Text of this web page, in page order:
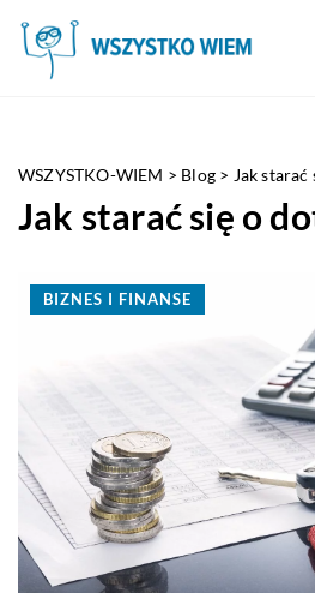
WSZYSTKO-WIEM > Blog > Jak starać
Jak starać się o
BIZNES I FINANSE